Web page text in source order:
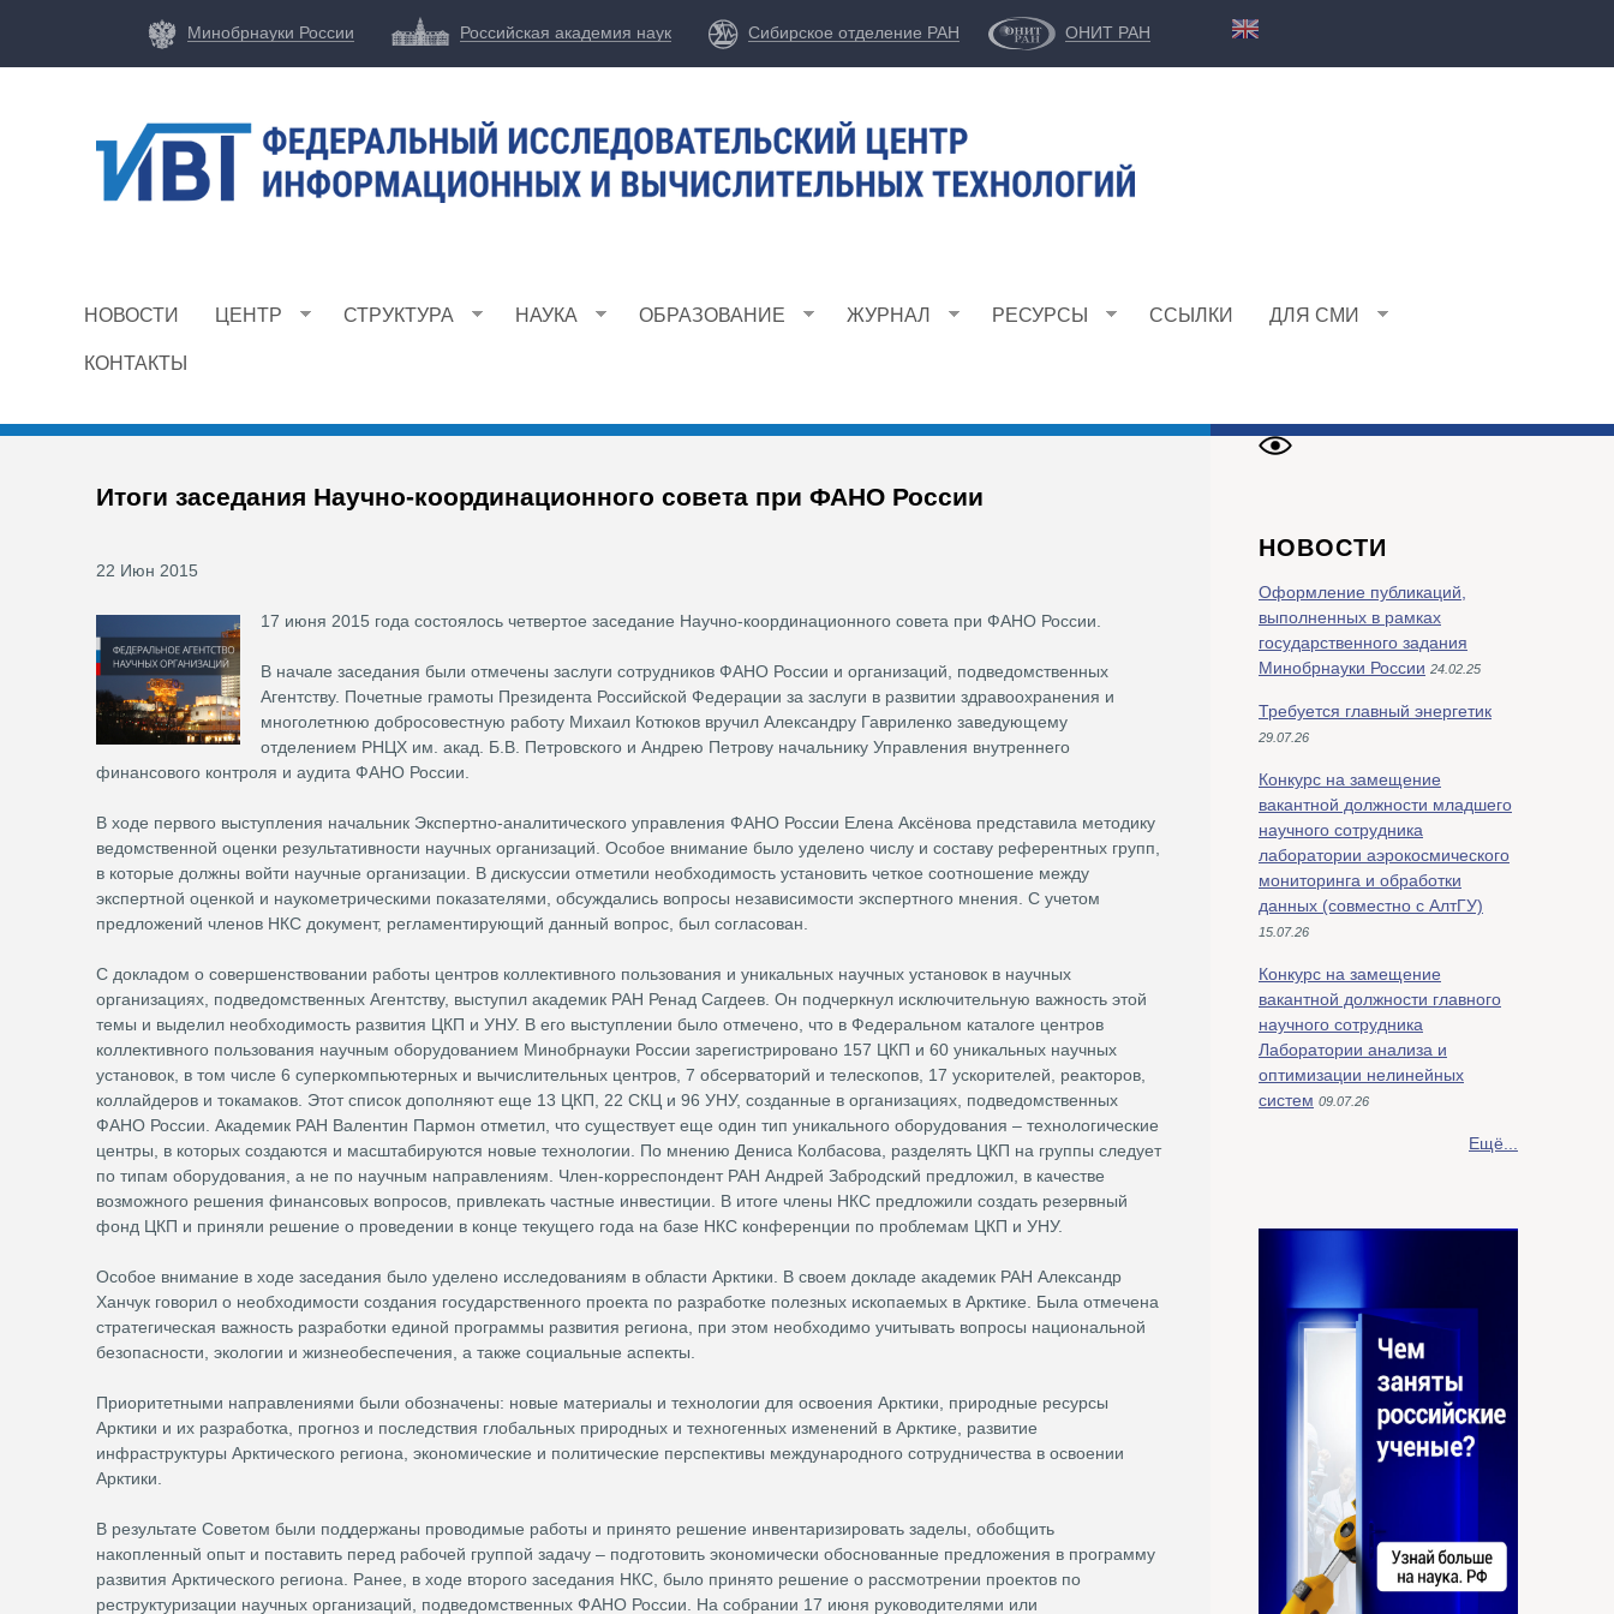
Перейти
к
Минобрнауки России Российская академия наук Сибирское отделение РАН ОНИТ РАН
И
И
НОВОСТИ ЦЕНТР СТРУКТУРА НАУКА ОБРАЗОВАНИЕ ЖУРНАЛ РЕСУРСЫ ССЫЛКИ ДЛЯ СМИ
КОНТАКТЫ
Итоги заседания Научно-координационного совета при ФАНО России
22 Июн 2015
17 июня 2015 года состоялось четвертое заседание Научно-координационного совета при ФАНО России.
В начале заседания были отмечены заслуги сотрудников ФАНО России и организаций, подведомственных
Агентству. Почетные грамоты Президента Российской Федерации за заслуги в развитии здравоохранения и
многолетнюю добросовестную работу Михаил Котюков вручил Александру Гавриленко заведующему
отделением РНЦХ им. акад. Б.В. Петровского и Андрею Петрову начальнику Управления внутреннего
финансового контроля и аудита ФАНО России.
В ходе первого выступления начальник Экспертно-аналитического управления ФАНО России Елена Аксёнова представила методику
ведомственной оценки результативности научных организаций. Особое внимание было уделено числу и составу референтных групп,
в которые должны войти научные организации. В дискуссии отметили необходимость установить четкое соотношение между
экспертной оценкой и наукометрическими показателями, обсуждались вопросы независимости экспертного мнения. С учетом
предложений членов НКС документ, регламентирующий данный вопрос, был согласован.
С докладом о совершенствовании работы центров коллективного пользования и уникальных научных установок в научных
организациях, подведомственных Агентству, выступил академик РАН Ренад Сагдеев. Он подчеркнул исключительную важность этой
темы и выделил необходимость развития ЦКП и УНУ. В его выступлении было отмечено, что в Федеральном каталоге центров
коллективного пользования научным оборудованием Минобрнауки России зарегистрировано 157 ЦКП и 60 уникальных научных
установок, в том числе 6 суперкомпьютерных и вычислительных центров, 7 обсерваторий и телескопов, 17 ускорителей, реакторов,
коллайдеров и токамаков. Этот список дополняют еще 13 ЦКП, 22 СКЦ и 96 УНУ, созданные в организациях, подведомственных
ФАНО России. Академик РАН Валентин Пармон отметил, что существует еще один тип уникального оборудования – технологические
центры, в которых создаются и масштабируются новые технологии. По мнению Дениса Колбасова, разделять ЦКП на группы следует
по типам оборудования, а не по научным направлениям. Член-корреспондент РАН Андрей Забродский предложил, в качестве
возможного решения финансовых вопросов, привлекать частные инвестиции. В итоге члены НКС предложили создать резервный
фонд ЦКП и приняли решение о проведении в конце текущего года на базе НКС конференции по проблемам ЦКП и УНУ.
Особое внимание в ходе заседания было уделено исследованиям в области Арктики. В своем докладе академик РАН Александр
Ханчук говорил о необходимости создания государственного проекта по разработке полезных ископаемых в Арктике. Была отмечена
стратегическая важность разработки единой программы развития региона, при этом необходимо учитывать вопросы национальной
безопасности, экологии и жизнеобеспечения, а также социальные аспекты.
Приоритетными направлениями были обозначены: новые материалы и технологии для освоения Арктики, природные ресурсы
Арктики и их разработка, прогноз и последствия глобальных природных и техногенных изменений в Арктике, развитие
инфраструктуры Арктического региона, экономические и политические перспективы международного сотрудничества в освоении
Арктики.
В результате Советом были поддержаны проводимые работы и принято решение инвентаризировать заделы, обобщить
накопленный опыт и поставить перед рабочей группой задачу – подготовить экономически обоснованные предложения в программу
развития Арктического региона. Ранее, в ходе второго заседания НКС, было принято решение о рассмотрении проектов по
реструктуризации научных организаций, подведомственных ФАНО России. На собрании 17 июня руководителями или
НОВОСТИ
Оформление публикаций,
выполненных в рамках
государственного задания
Минобрнауки России 24.02.25
Требуется главный энергетик
29.07.26
Конкурс на замещение
вакантной должности младшего
научного сотрудника
лаборатории аэрокосмического
мониторинга и обработки
данных (совместно с АлтГУ)
15.07.26
Конкурс на замещение
вакантной должности главного
научного сотрудника
Лаборатории анализа и
оптимизации нелинейных
систем 09.07.26
Ещё...